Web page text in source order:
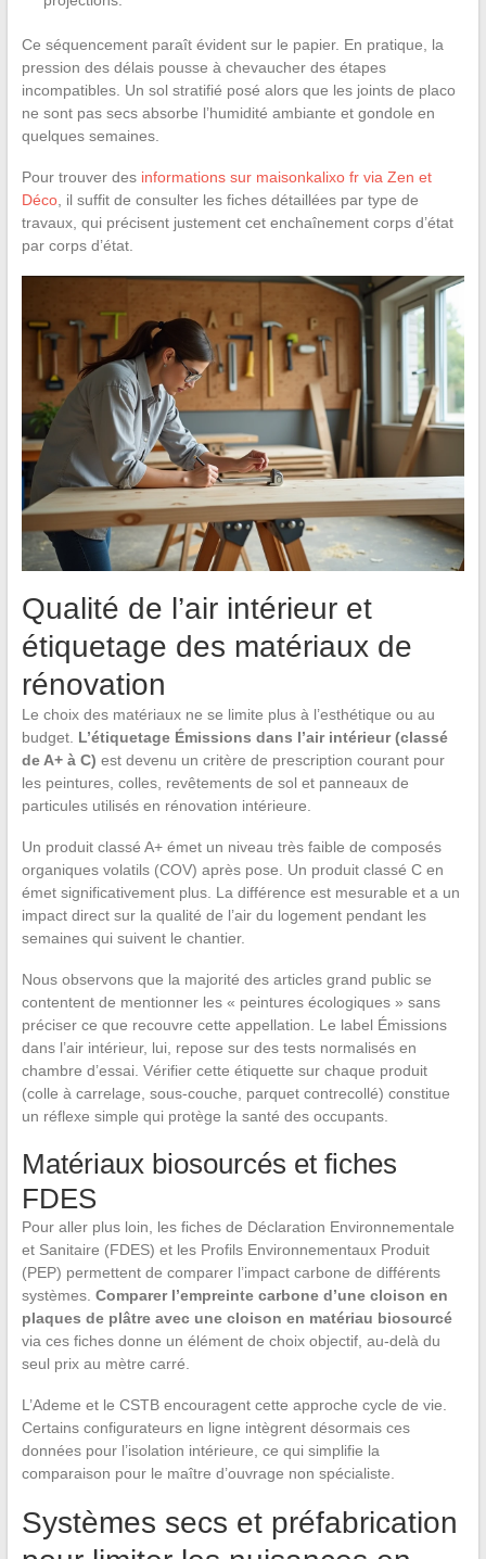
Ce séquencement paraît évident sur le papier. En pratique, la
pression des délais pousse à chevaucher des étapes
incompatibles. Un sol stratifié posé alors que les joints de placo
ne sont pas secs absorbe l’humidité ambiante et gondole en
quelques semaines.
Pour trouver des informations sur maisonkalixo fr via Zen et
Déco, il suffit de consulter les fiches détaillées par type de
travaux, qui précisent justement cet enchaînement corps d’état
par corps d’état.
Qualité de l’air intérieur et
étiquetage des matériaux de
rénovation
Le choix des matériaux ne se limite plus à l’esthétique ou au
budget. L’étiquetage Émissions dans l’air intérieur (classé
de A+ à C) est devenu un critère de prescription courant pour
les peintures, colles, revêtements de sol et panneaux de
particules utilisés en rénovation intérieure.
Un produit classé A+ émet un niveau très faible de composés
organiques volatils (COV) après pose. Un produit classé C en
émet significativement plus. La différence est mesurable et a un
impact direct sur la qualité de l’air du logement pendant les
semaines qui suivent le chantier.
Nous observons que la majorité des articles grand public se
contentent de mentionner les « peintures écologiques » sans
préciser ce que recouvre cette appellation. Le label Émissions
dans l’air intérieur, lui, repose sur des tests normalisés en
chambre d’essai. Vérifier cette étiquette sur chaque produit
(colle à carrelage, sous-couche, parquet contrecollé) constitue
un réflexe simple qui protège la santé des occupants.
Matériaux biosourcés et fiches
FDES
Pour aller plus loin, les fiches de Déclaration Environnementale
et Sanitaire (FDES) et les Profils Environnementaux Produit
(PEP) permettent de comparer l’impact carbone de différents
systèmes. Comparer l’empreinte carbone d’une cloison en
plaques de plâtre avec une cloison en matériau biosourcé
via ces fiches donne un élément de choix objectif, au-delà du
seul prix au mètre carré.
L’Ademe et le CSTB encouragent cette approche cycle de vie.
Certains configurateurs en ligne intègrent désormais ces
données pour l’isolation intérieure, ce qui simplifie la
comparaison pour le maître d’ouvrage non spécialiste.
Systèmes secs et préfabrication